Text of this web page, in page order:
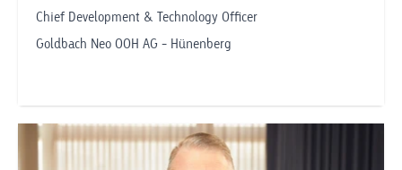
Chief Development & Technology Officer
Goldbach Neo OOH AG - Hünenberg
robert.furger@goldbachneo.com